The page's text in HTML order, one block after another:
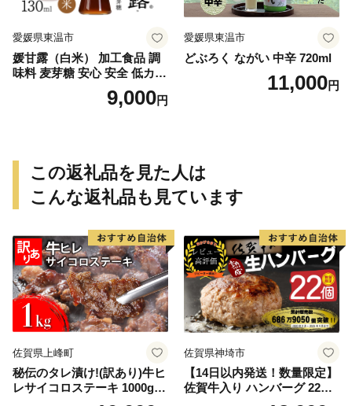
愛媛県東温市
媛甘露（白米） 加工食品 調
味料 麦芽糖 安心 安全 低カロ
リー 甘味料 シロップタイプ
上品な甘み お菓子作り 料理
9,000円
愛媛県東温市
どぶろく ながい 中辛 720ml
11,000円
この返礼品を見た人は
こんな返礼品も見ています
佐賀県上峰町
秘伝のタレ漬け!(訳あり)牛ヒ
レサイコロステーキ 1000g
佐賀県神埼市
【14日以内発送！数量限定】
佐賀牛入り ハンバーグ 22個
2.6kg(120g×22個)【佐賀牛